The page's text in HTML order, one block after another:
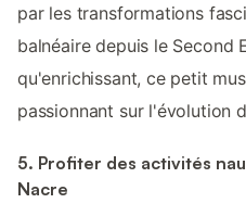
par les transformations
balnéaire depuis le Second
qu'enrichissant, ce petit
passionnant sur l'évolution
5. Profiter des activités
Nacre